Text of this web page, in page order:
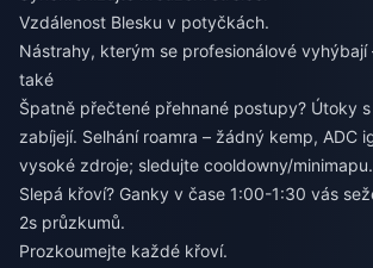
Vzdálenost Blesku v potyčkách.
Nástrahy, kterým se profesionálové vyhýbají
také
Špatně přečtené přehnané postupy? Útoky
zabíjejí. Selhání roamra – žádný kemp, ADC
vysoké zdroje; sledujte cooldowny/minimapu.
Slepá křoví? Ganky v čase 1:00-1:30 vás
2s průzkumů.
Prozkoumejte každé křoví.